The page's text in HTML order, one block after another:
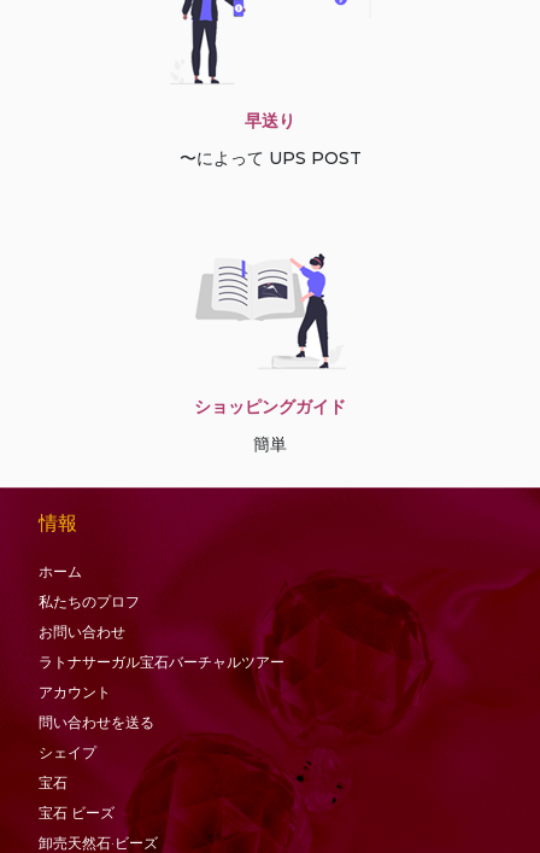
早送り
〜によって UPS POST
ショッピングガイド
簡単
情報
ホーム
私たちのプロフ
お問い合わせ
ラトナサーガル宝石バーチャ​​ルツアー
アカウント
問い合わせを送る
シェイプ
宝石
宝石 ビーズ
卸売天然石·ビーズ